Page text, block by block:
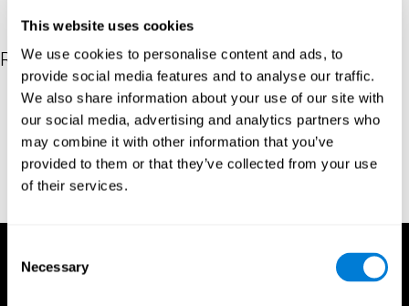
This website uses cookies
We use cookies to personalise content and ads, to
provide social media features and to analyse our traffic.
We also share information about your use of our site with
our social media, advertising and analytics partners who
may combine it with other information that you’ve
provided to them or that they’ve collected from your use
of their services.
Selection
Necessary
Referências
Hooper, H. E. (1983). Hooper Visual Organization Test Manual.
Los Angeles, CA: Western Psychological Services.
Merten, T. (2004). A Short Version of the Hooper Visual
Organization Test: Reliability and Validity. Applied
neuropsychology, 11(2), 99-102.